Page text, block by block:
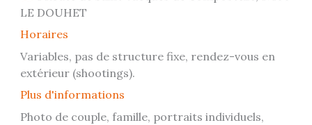
LE DOUHET
Horaires
Variables, pas de structure fixe, rendez-vous en
extérieur (shootings).
Plus d'informations
Photo de couple, famille, portraits individuels,